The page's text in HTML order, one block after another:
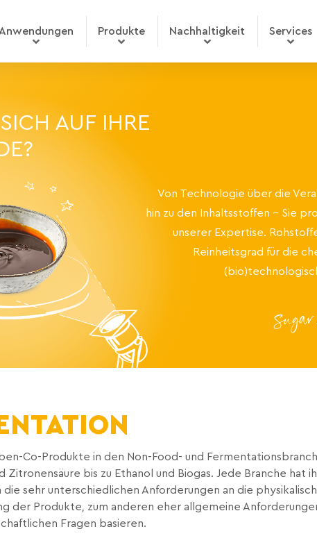
Anwendungen Produkte Nachhaltigkeit Services
AUF IHRE
Von Technologie über die
hin zu den Inhaltsstoffen – Sie
unserer Expertise.
Reinheitsgrad für die
Co-Produkte in den Non-Food- und
bis zu Ethanol und Biogas. Jede Branche hat
sehr unterschiedlichen Anforderungen an die
der Produkte, zum anderen eher allgemeine
Fragen basieren.